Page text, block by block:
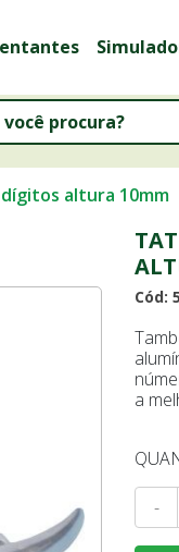
altura 10mm
Cód:
a
-